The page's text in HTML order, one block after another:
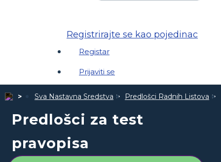
Registrirajte se kao pojedinac
Registar
Prijaviti se
Sva Nastavna Sredstva Predlošci Radnih Listova
Predlošci za test
pravopisa